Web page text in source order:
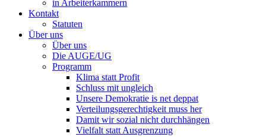
in Arbeiterkammern
Kontakt
Statuten
Über uns
Über uns
Die AUGE/UG
Programm
Klima statt Profit
Schluss mit ungleich
Unsere Demokratie is net deppat
Verteilungsgerechtigkeit muss her
Damit wir sozial nicht durchhängen
Vielfalt statt Ausgrenzung